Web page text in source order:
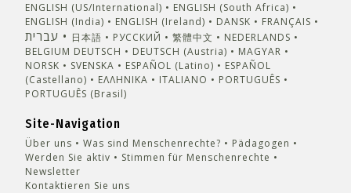
ENGLISH (US/International)
ENGLISH (South Africa)
ENGLISH (India)
ENGLISH (Ireland) DANSK FRANÇAIS
עברית 日本語 РУССКИЙ 繁體中文
NEDERLANDS
BELGIUM DEUTSCH DEUTSCH (Austria)
MAGYAR
NORSK
SVENSKA ESPAÑOL (Latino)
ESPAÑOL
(Castellano)
ΕΛΛΗΝΙΚA ITALIANO
PORTUGUÊS
PORTUGUÊS (Brasil)‎
Site-Navigation
Über uns Was sind Menschenrechte?
Pädagogen
Werden Sie aktiv
Stimmen für Menschenrechte
Newsletter
Kontaktieren Sie uns